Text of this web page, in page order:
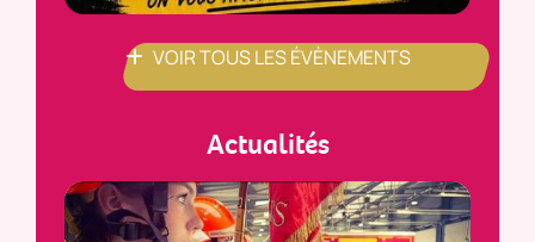
VOIR TOUS LES ÉVÈNEMENTS
Actualités